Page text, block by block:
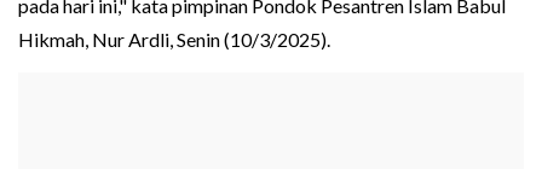
pada hari ini," kata pimpinan Pondok Pesantren Islam Babul
Hikmah, Nur Ardli, Senin (10/3/2025).